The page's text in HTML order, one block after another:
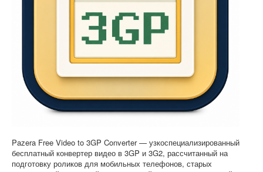
Pazera Free Video to 3GP Converter — узкоспециализированный
бесплатный конвертер видео в 3GP и 3G2, рассчитанный на
подготовку роликов для мобильных телефонов, старых